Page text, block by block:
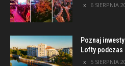
6 SIERPNIA
Poznaj
Lofty podczas
5 SIERPNIA